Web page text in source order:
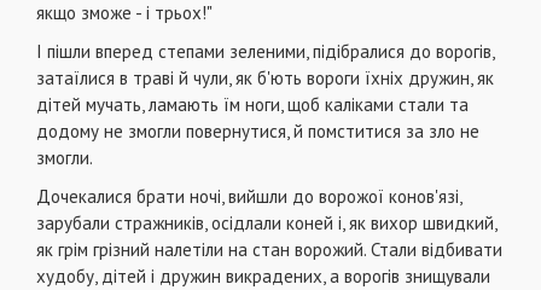
якщо зможе - і трьох!"
І пішли вперед степами зеленими, підібралися до ворогів,
затаїлися в траві й чули, як б'ють вороги їхніх дружин, як
дітей мучать, ламають їм ноги, щоб каліками стали та
додому не змогли повернутися, й помститися за зло не
змогли.
Дочекалися брати ночі, вийшли до ворожої конов'язі,
зарубали стражників, осідлали коней і, як вихор швидкий,
як грім грізний налетіли на стан ворожий. Стали відбивати
худобу, дітей і дружин викрадених, а ворогів знищували